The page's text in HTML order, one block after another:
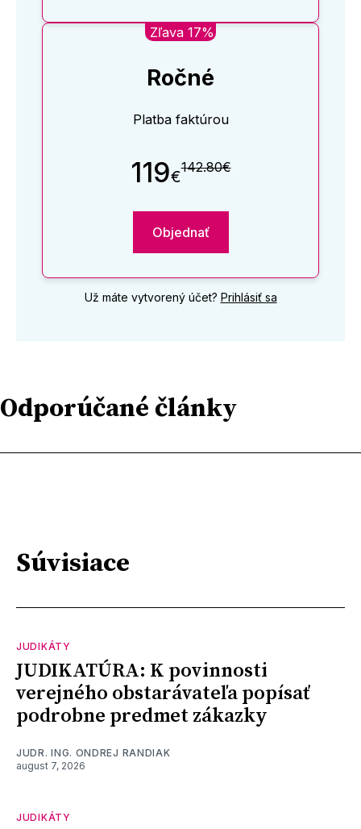
Zľava 17%
Ročné
Platba faktúrou
119€142.80€
Objednať
Už máte vytvorený účet? Prihlásiť sa
Odporúčané články
Súvisiace
JUDIKÁTY
JUDIKATÚRA: K povinnosti
verejného obstarávateľa popísať
podrobne predmet zákazky
JUDR. ING. ONDREJ RANDIAK
august 7, 2026
JUDIKÁTY